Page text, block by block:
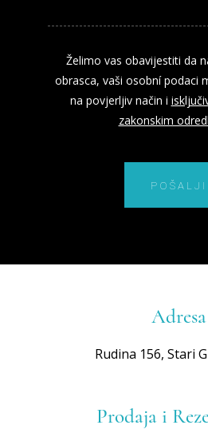
Želimo vas obavijestiti da
obrasca, vaši osobní podaci
na povjerljiv način i
zakonskim
POŠALJI
Adresa
Rudina 156, Stari
Prodaja i